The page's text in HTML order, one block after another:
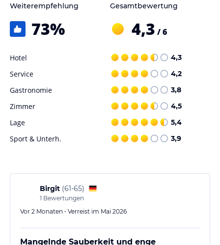
Weiterempfehlung
73%
Gesamtbewertung
4,3 / 6
Hotel 4,3
Service 4,2
Gastronomie 3,8
Zimmer 4,5
Lage 5,4
Sport & Unterh. 3,9
Birgit (61-65)
1 Bewertungen
Vor 2 Monaten • Verreist im Mai 2026
Mangelnde Sauberkeit und enge